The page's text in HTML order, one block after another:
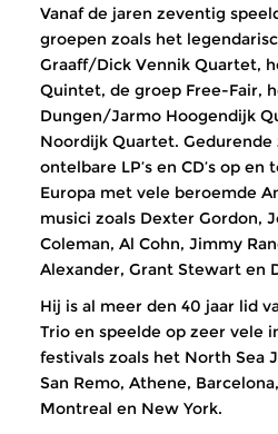
Vanaf de jaren zeventig
groepen zoals het
Graaff/Dick Vennik Quartet,
Quintet, de groep Free-Fair,
Dungen/Jarmo Hoogendijk
Noordijk Quartet.
ontelbare LP’s en CD’s op
Europa met vele beroemde
musici zoals Dexter Gordon,
Coleman, Al Cohn, Jimmy
Alexander, Grant Stewart en
Hij is al meer den 40 jaar lid
Trio en speelde op zeer vele
festivals zoals het North Sea
San Remo, Athene,
Montreal en New York.